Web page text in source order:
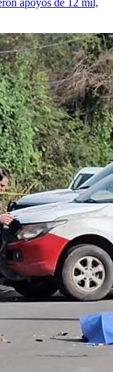
apoyos de 12 mil,